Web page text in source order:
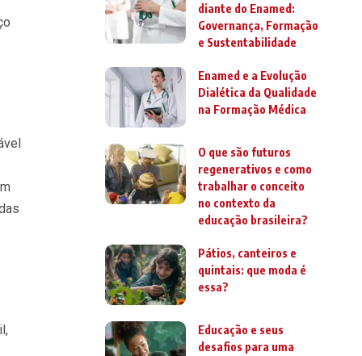
diante do Enamed:
Governança, Formação
e Sustentabilidade
Enamed e a Evolução
Dialética da Qualidade
na Formação Médica
O que são futuros
regenerativos e como
trabalhar o conceito
no contexto da
educação brasileira?
Pátios, canteiros e
quintais: que moda é
essa?
Educação e seus
desafios para uma